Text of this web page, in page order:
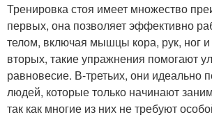
Тренировка стоя имеет множество
первых, она позволяет эффективно
телом, включая мышцы кора, рук, ног
вторых, такие упражнения помогают
равновесие. В-третьих, они идеально
людей, которые только начинают
так как многие из них не требуют